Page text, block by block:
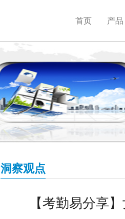
首页 产品
洞察观点
【考勤易分享